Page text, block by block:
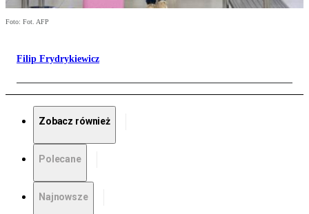
Foto: Fot. AFP
Filip Frydrykiewicz
Zobacz również
Polecane
Najnowsze